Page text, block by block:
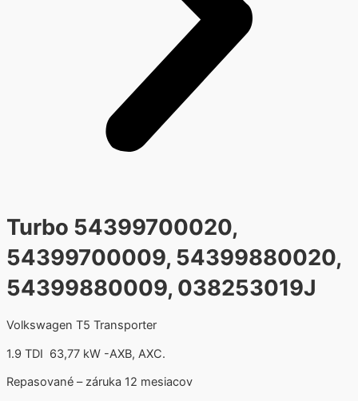
Turbo 54399700020,
54399700009, 54399880020,
54399880009, 038253019J
Volkswagen T5 Transporter
1.9 TDI 63,77 kW -AXB, AXC.
Repasované – záruka 12 mesiacov